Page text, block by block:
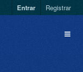
Entrar Registrar